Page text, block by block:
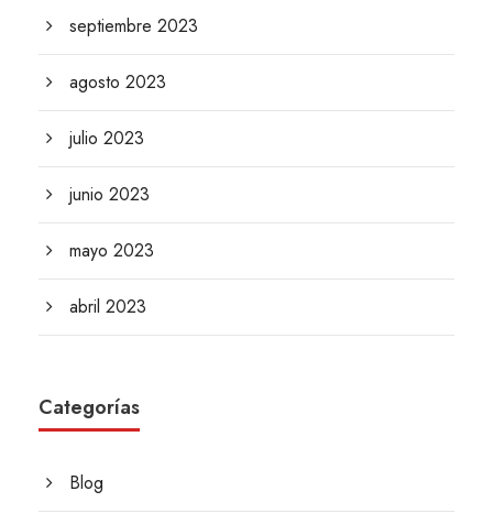
septiembre 2023
agosto 2023
julio 2023
junio 2023
mayo 2023
abril 2023
Categorías
Blog